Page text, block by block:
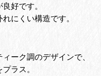
好です。
にくい構造です。
ーク調のデザインで、
ラス。